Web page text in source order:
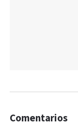
Comentarios